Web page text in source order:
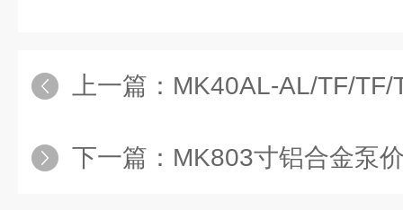
上一篇： MK40AL-AL/TF/TF/
下一篇： MK803寸铝合金泵